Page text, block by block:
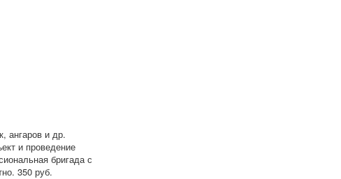
ангаров и др.
и проведение
бригада с
350 руб.